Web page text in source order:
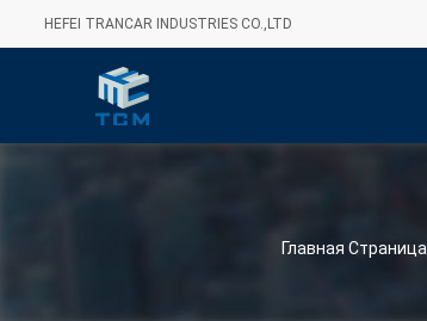
HEFEI TRANCAR INDUSTRIES CO.,LTD
Главная Страница